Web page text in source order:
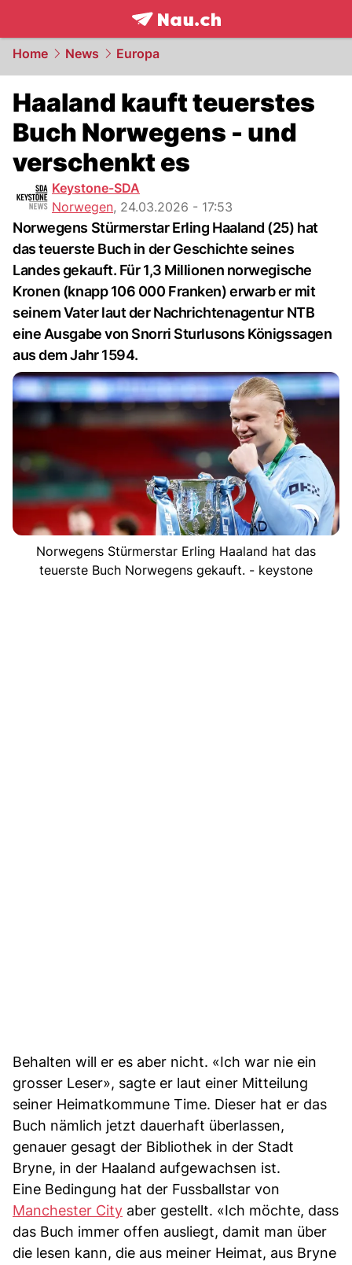
frontpage.NAU.ch
Home News Europa
Haaland kauft teuerstes
Buch Norwegens - und
verschenkt es
Keystone-SDA
Norwegen, 24.03.2026 - 17:53
Norwegens Stürmerstar Erling Haaland (25) hat
das teuerste Buch in der Geschichte seines
Landes gekauft. Für 1,3 Millionen norwegische
Kronen (knapp 106 000 Franken) erwarb er mit
seinem Vater laut der Nachrichtenagentur NTB
eine Ausgabe von Snorri Sturlusons Königssagen
aus dem Jahr 1594.
Norwegens Stürmerstar Erling Haaland hat das
teuerste Buch Norwegens gekauft. - keystone
Behalten will er es aber nicht. «Ich war nie ein
grosser Leser», sagte er laut einer Mitteilung
seiner Heimatkommune Time. Dieser hat er das
Buch nämlich jetzt dauerhaft überlassen,
genauer gesagt der Bibliothek in der Stadt
Bryne, in der Haaland aufgewachsen ist.
Eine Bedingung hat der Fussballstar von
Manchester City aber gestellt. «Ich möchte, dass
das Buch immer offen ausliegt, damit man über
die lesen kann, die aus meiner Heimat, aus Bryne